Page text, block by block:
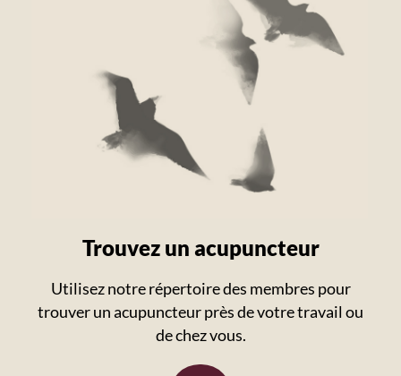
Trouvez un acupuncteur
Utilisez notre répertoire des membres pour
trouver un acupuncteur près de votre travail ou
de chez vous.